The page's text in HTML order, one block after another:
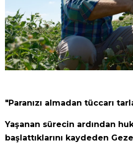
"Paranızı almadan tüccarı
Yaşanan sürecin ardından
başlattıklarını kaydeden